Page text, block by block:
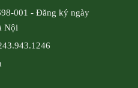
001 - Đăng ký ngày
Nội